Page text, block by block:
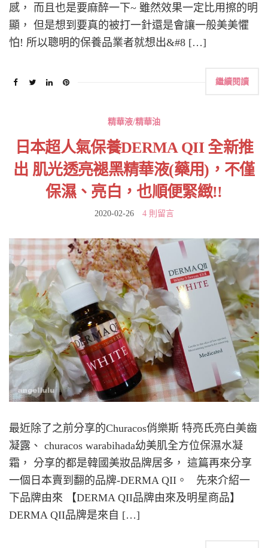
感， 而且也是要麻醉一下~ 雖然效果一定比用擦的明
顯， 但是想到要真的被打一針還是會讓一般美美懼
怕! 所以聰明的保養品業者就想出&#8 […]
繼續閱讀
精華液/精華油
日本超人氣保養DERMA QII 全新推
出 肌光透亮褪黑精華液(藥用)，不僅
保濕、亮白，也順便緊緻!!
2020-02-26 4 則留言
最近除了之前分享的Churacos俏樂斯 特亮氏亮白美齒
凝露、 churacos warabihada幼美肌全方位保濕水凝
霜， 分享的都是韓國美妝品牌居多， 這篇再來分享
一個日本賣到翻的品牌-DERMA QII。 先來介紹一
下品牌由來 【DERMA QII品牌由來及明星商品】
DERMA QII品牌是來自 […]